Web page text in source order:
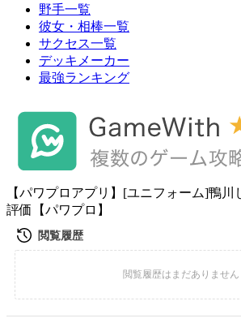
野手一覧
彼女・相棒一覧
サクセス一覧
デッキメーカー
最強ランキング
【パワプロアプリ】[ユニフォーム]鴨川
評価【パワプロ】